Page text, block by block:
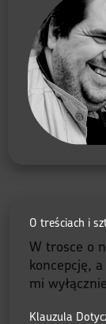
O treściach i
W trosce o
koncepcję,
mi
Klauzula